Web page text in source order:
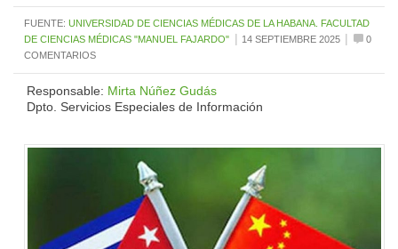
FUENTE: UNIVERSIDAD DE CIENCIAS MÉDICAS DE LA HABANA. FACULTAD
DE CIENCIAS MÉDICAS "MANUEL FAJARDO" | 14 SEPTIEMBRE 2025 |
0
COMENTARIOS
Responsable: Mirta Núñez Gudás
Dpto. Servicios Especiales de Información